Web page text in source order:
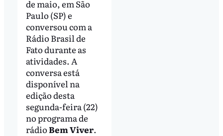
de maio, em São
Paulo (SP) e
conversou com a
Rádio Brasil de
Fato durante as
atividades. A
conversa está
disponível na
edição desta
segunda-feira (22)
no programa de
rádioBem Viver.